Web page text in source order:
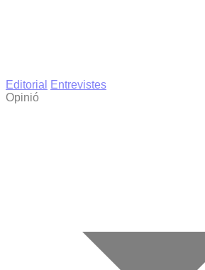
Editorial
Entrevistes
Opinió